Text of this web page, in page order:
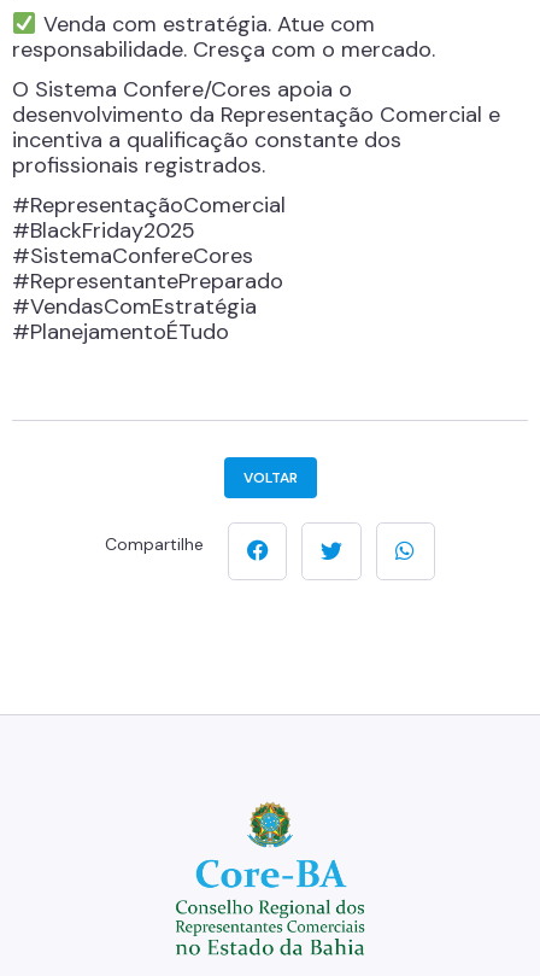
Venda com estratégia. Atue com
responsabilidade. Cresça com o mercado.
O Sistema Confere/Cores apoia o
desenvolvimento da Representação Comercial e
incentiva a qualificação constante dos
profissionais registrados.
#RepresentaçãoComercial
#BlackFriday2025
#SistemaConfereCores
#RepresentantePreparado
#VendasComEstratégia
#PlanejamentoÉTudo
VOLTAR
Compartilhe